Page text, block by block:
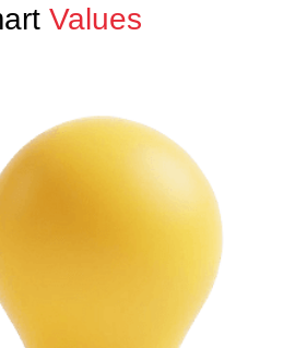
Values